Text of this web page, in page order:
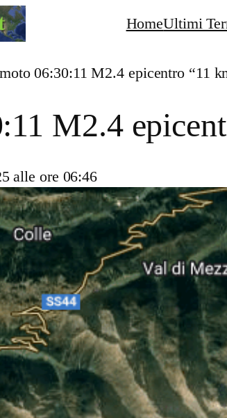
HomeUltimi
06:30:11 M2.4 epicentro “11
M2.4
alle ore 06:46